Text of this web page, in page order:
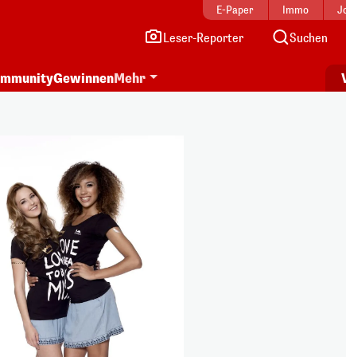
E-Paper Immo
Leser-Reporter Suchen
GewinnenMehr